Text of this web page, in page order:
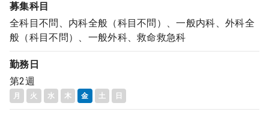
募集科目
全科目不問、内科全般（科目不問）、一般内科、外科全
般（科目不問）、一般外科、救命救急科
勤務日
第2週
月 火 水 木 金 土 日